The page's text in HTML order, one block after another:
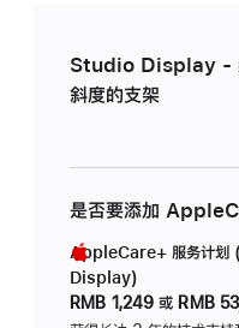
Studio Display -
斜度的支架
是否要添加
AppleCare+ 服务计划
Display)
RMB 1,249 或 RMB